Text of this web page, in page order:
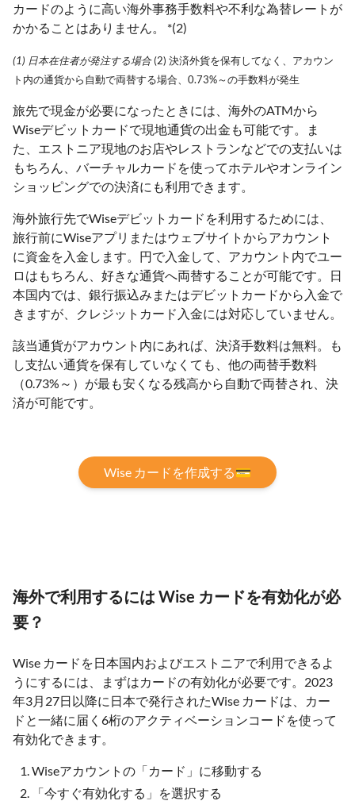
カードのように高い海外事務手数料や不利な為替レートが
かかることはありません。 *(2)
(1) 日本在住者が発注する場合(2) 決済外貨を保有してなく、アカウン
ト内の通貨から自動で両替する場合、0.73%～の手数料が発生
旅先で現金が必要になったときには、海外のATMから
Wiseデビットカードで現地通貨の出金も可能です。ま
た、エストニア現地のお店やレストランなどでの支払いは
もちろん、バーチャルカードを使ってホテルやオンライン
ショッピングでの決済にも利用できます。
海外旅行先でWiseデビットカードを利用するためには、
旅行前にWiseアプリまたはウェブサイトからアカウント
に資金を入金します。円で入金して、アカウント内でユー
ロはもちろん、好きな通貨へ両替することが可能です。日
本国内では、銀行振込みまたはデビットカードから入金で
きますが、クレジットカード入金には対応していません。
該当通貨がアカウント内にあれば、決済手数料は無料。も
し支払い通貨を保有していなくても、他の両替手数料
（0.73%～）が最も安くなる残高から自動で両替され、決
済が可能です。
Wise カードを作成する💳
海外で利用するには Wise カードを有効化が必
要？
Wise カードを日本国内およびエストニアで利用できるよ
うにするには、まずはカードの有効化が必要です。2023
年3月27日以降に日本で発行されたWise カードは、カー
ドと一緒に届く6桁のアクティベーションコードを使って
有効化できます。
Wiseアカウントの「カード」に移動する
「今すぐ有効化する」を選択する